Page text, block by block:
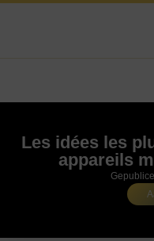
Les idées les
appareils